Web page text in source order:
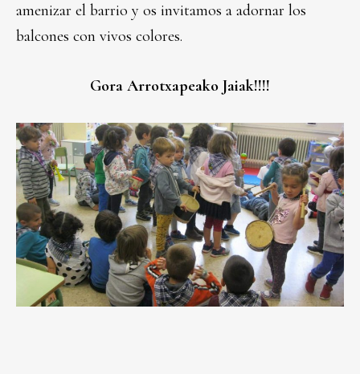
amenizar el barrio y os invitamos a adornar los
balcones con vivos colores.
Gora Arrotxapeako Jaiak!!!!